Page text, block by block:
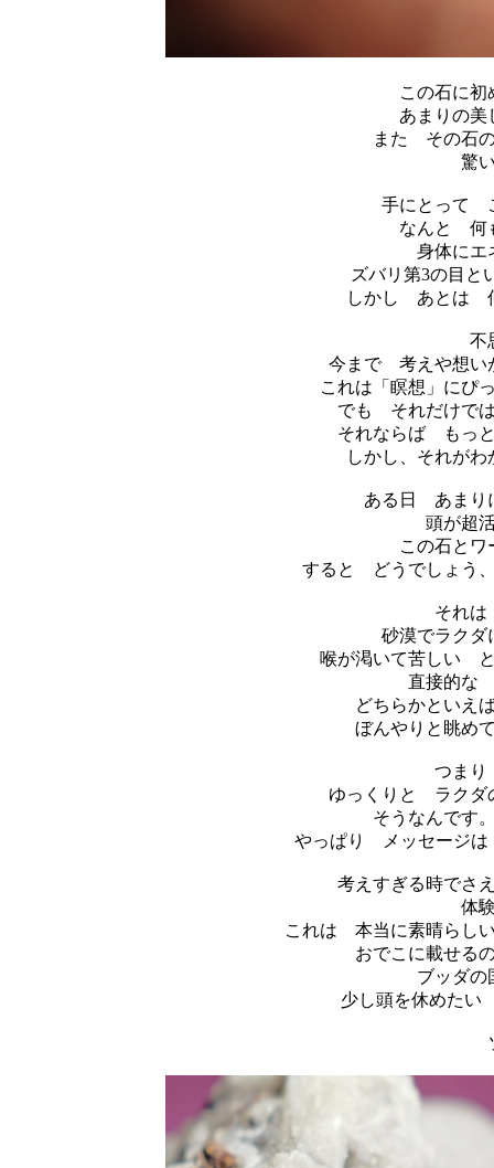
この石に初
あまりの
また その石
驚
手にとって
なんと 何
身体にエ
ズバリ第3の目と
しかし あとは
不
今まで 考えや想い
これは「瞑想」にぴ
でも それだけで
それならば もっ
しかし、それが
ある日 あまり
頭が超
この石とワ
すると どうでしょう
それ
砂漠でラクダ
喉が渇いて苦しい
直接的な
どちらかといえ
ぼんやりと眺め
つま
ゆっくりと ラクダ
そうなんです
やっぱり メッセージ
考えすぎる時でさ
体
これは 本当に素晴らし
おでこに載せる
ブッダの
少し頭を休めた